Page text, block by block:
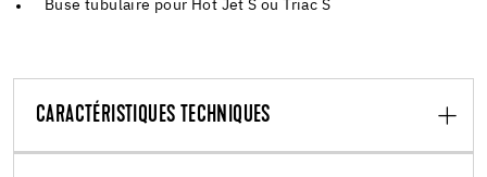
Buse tubulaire pour Hot Jet S ou Triac S
CARACTÉRISTIQUES TECHNIQUES